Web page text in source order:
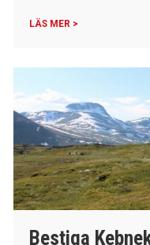
LÄS MER >
Bestiga